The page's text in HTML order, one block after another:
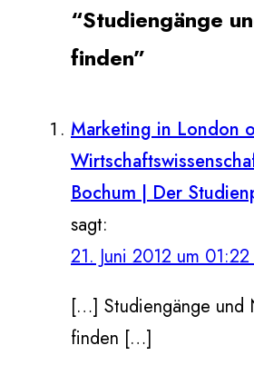
“Studiengänge
finden”
Marketing in London
Bochum | Der
sagt:
21. Juni 2012 um 01:22
[…] Studiengänge und
finden […]